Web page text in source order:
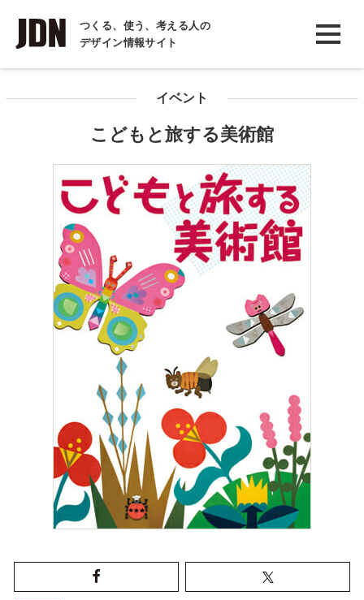
つくる、使う、考える人の
デザイン情報サイト
INTERVIEW
インタビュー
コラム
イベント
こどもと旅する美術館